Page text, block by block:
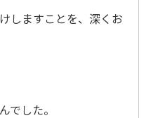
しますことを、深くお
でした。